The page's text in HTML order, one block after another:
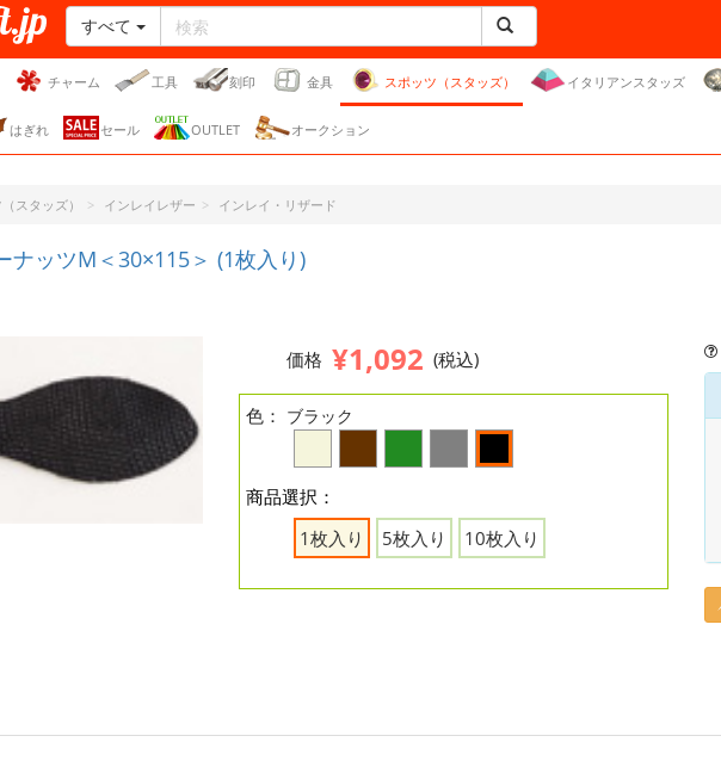
・
すべて
チャーム 工具 刻印 金具 スポッツ（スタッズ） イタリアンスタッズ
はぎれ セール OUTLET オークション
スタッズ） インレイレザー インレイ・リザード
ナッツM＜30×115＞ (1枚入り)
価格 ¥1,092 (税込)
色： ブラック
商品選択：
1枚入り
5枚入り 10枚入り